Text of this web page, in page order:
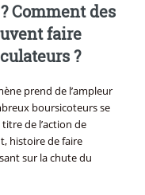
Comment des
faire
?
prend de l’ampleur
boursicoteurs se
de l’action de
histoire de faire
sur la chute du